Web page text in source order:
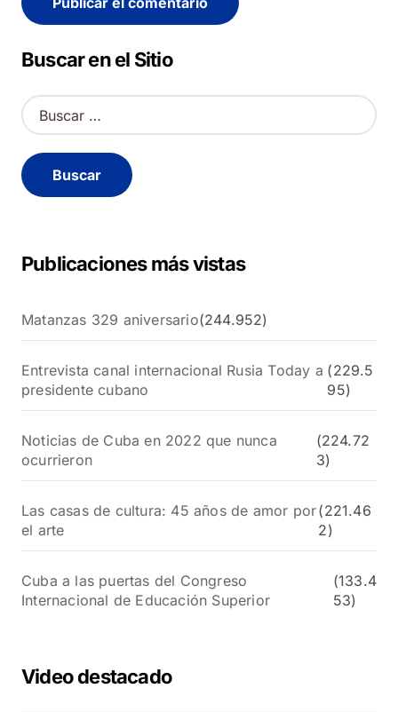
Alternative:
Buscar en el Sitio
B
u
c
a
Publicaciones más vistas
Matanzas 329 aniversario(244.952)
Entrevista canal internacional Rusia Today a
presidente cubano
(229.5
95)
Noticias de Cuba en 2022 que nunca
ocurrieron
(224.72
3)
Las casas de cultura: 45 años de amor por
el arte
(221.46
2)
Cuba a las puertas del Congreso
Internacional de Educación Superior
(133.4
53)
Video destacado